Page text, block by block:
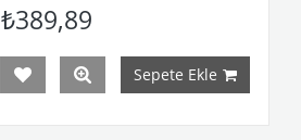
₺389,89
Sepete Ekle